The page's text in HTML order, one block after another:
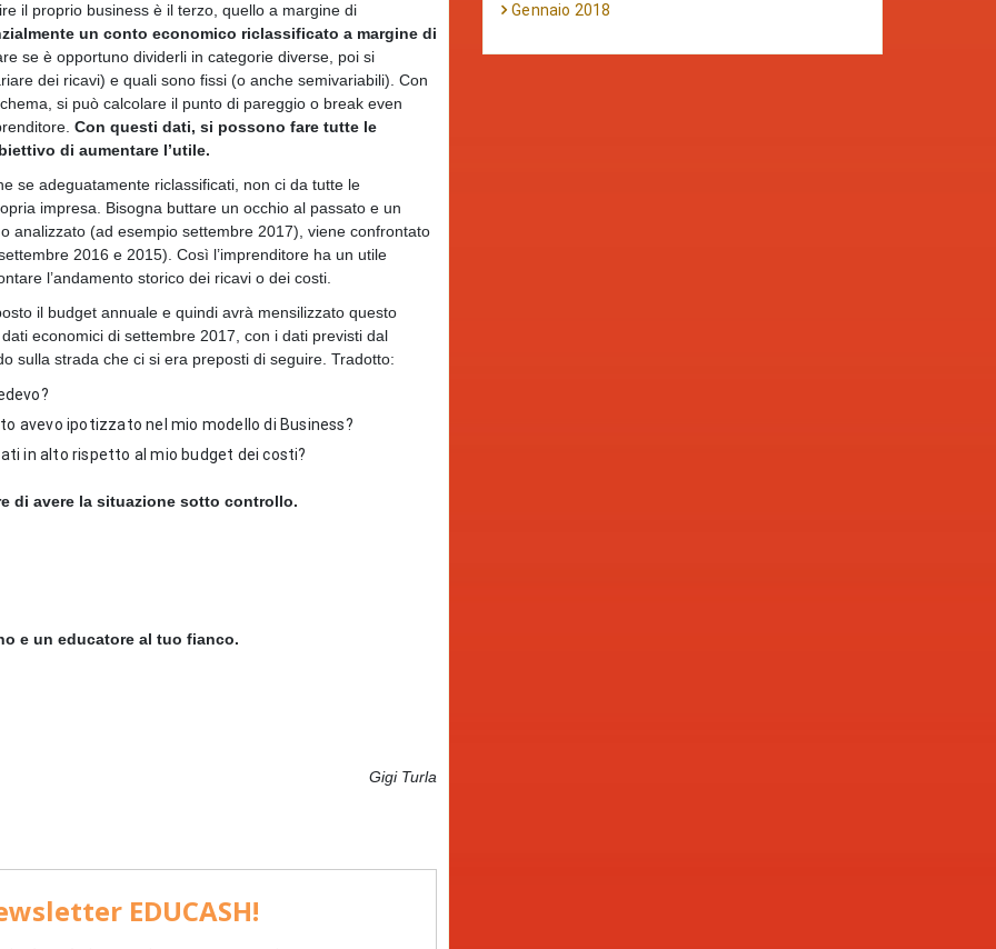
il proprio business è il terzo, quello a margine di
un conto economico riclassificato a margine di
se è opportuno dividerli in categorie diverse, poi si
dei ricavi) e quali sono fissi (o anche semivariabili). Con
si può calcolare il punto di pareggio o break even
Con questi dati, si possono fare tutte le
di aumentare l’utile.
se adeguatamente riclassificati, non ci da tutte le
impresa. Bisogna buttare un occhio al passato e un
analizzato (ad esempio settembre 2017), viene confrontato
2016 e 2015). Così l’imprenditore ha un utile
l’andamento storico dei ricavi o dei costi.
il budget annuale e quindi avrà mensilizzato questo
economici di settembre 2017, con i dati previsti dal
sulla strada che ci si era preposti di seguire. Tradotto:
avevo ipotizzato nel mio modello di Business?
in alto rispetto al mio budget dei costi?
di avere la situazione sotto controllo.
e un educatore al tuo fianco.
Gigi Turla
Gennaio 2018